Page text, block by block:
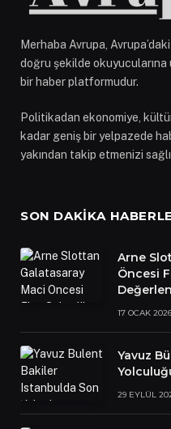
Merhaba Avrupa,
doğru şekilde okuyucularına
bir haber platformudur.
Politikadan ekonomiye,
kadar geniş bir yelpazede
yakından takip etmenizi
SON DAKIKA
Arne
Öncesi
17 OCAK 2026
Yavuz
29 EYLÜL